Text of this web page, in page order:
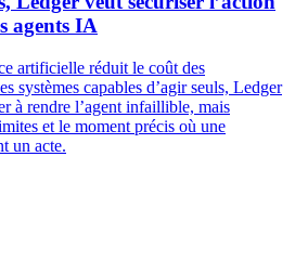
agents IA
artificielle réduit le coût des
systèmes capables d’agir seuls, Ledger
à rendre l’agent infaillible, mais
et le moment précis où une
un acte.